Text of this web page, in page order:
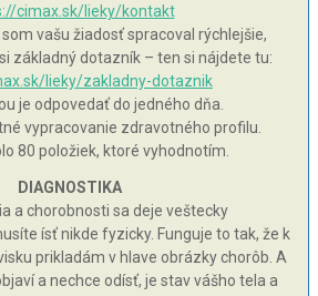
cimax.sk/lieky/kontakt
vašu žiadosť spracoval rýchlejšie,
základný dotazník – ten si nájdete tu:
lieky/zakladny-dotaznik
je odpovedať do jedného dňa.
vypracovanie zdravotného profilu.
80 položiek, ktoré vyhodnotím.
DIAGNOSTIKA
a chorobnosti sa deje veštecky
ísť nikde fyzicky. Funguje to tak, že k
prikladám v hlave obrázky chorôb. A
a nechce odísť, je stav vášho tela a